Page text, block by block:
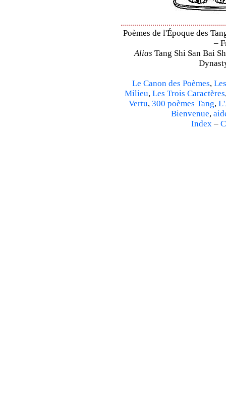
Poèmes de l'Époque des
–
Alias Tang Shi San Bai
Le Canon des Poèmes,
Milieu, Les Trois Caractères
Vertu, 300 poèmes Tang,
Bienvenue,
Index–